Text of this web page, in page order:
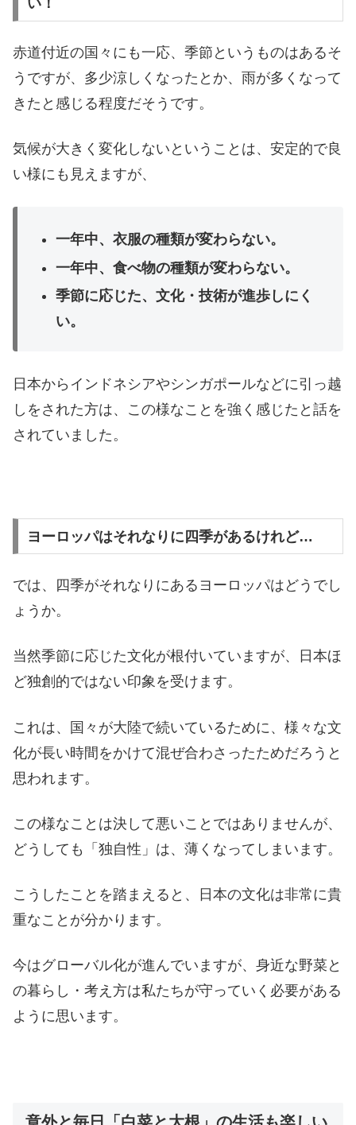
い！
赤道付近の国々にも一応、季節というものはあるそ
うですが、多少涼しくなったとか、雨が多くなって
きたと感じる程度だそうです。
気候が大きく変化しないということは、安定的で良
い様にも見えますが、
一年中、衣服の種類が変わらない。
一年中、食べ物の種類が変わらない。
季節に応じた、文化・技術が進歩しにく
い。
日本からインドネシアやシンガポールなどに引っ越
しをされた方は、この様なことを強く感じたと話を
されていました。
ヨーロッパはそれなりに四季があるけれど…
では、四季がそれなりにあるヨーロッパはどうでし
ょうか。
当然季節に応じた文化が根付いていますが、日本ほ
ど独創的ではない印象を受けます。
これは、国々が大陸で続いているために、様々な文
化が長い時間をかけて混ぜ合わさったためだろうと
思われます。
この様なことは決して悪いことではありませんが、
どうしても「独自性」は、薄くなってしまいます。
こうしたことを踏まえると、日本の文化は非常に貴
重なことが分かります。
今はグローバル化が進んでいますが、身近な野菜と
の暮らし・考え方は私たちが守っていく必要がある
ように思います。